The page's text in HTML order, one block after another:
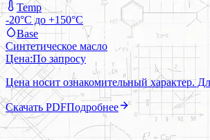
Temp
-20°C до +150°C
Base
Синтетическое масло
Цена:По запросу
Цена носит ознакомительный характер.
Скачать PDFПодробнее